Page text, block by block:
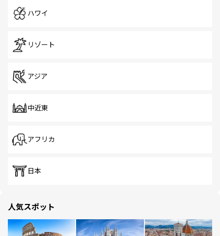
ハワイ
リゾート
アジア
中近東
アフリカ
日本
人気スポット